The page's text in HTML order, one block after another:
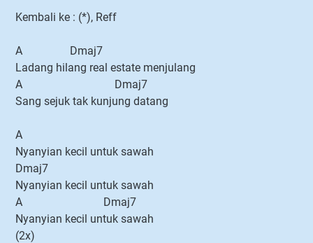
Kembali ke : (*), Reff
A Dmaj7
Ladang hilang real estate menjulang
A Dmaj7
Sang sejuk tak kunjung datang
A
Nyanyian kecil untuk sawah
Dmaj7
Nyanyian kecil untuk sawah
A Dmaj7
Nyanyian kecil untuk sawah
(2x)